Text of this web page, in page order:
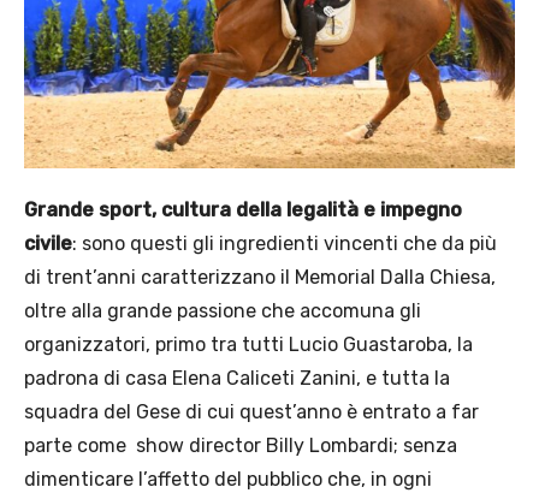
Grande sport, cultura della legalità e impegno
civile: sono questi gli ingredienti vincenti che da più
di trent’anni caratterizzano il Memorial Dalla Chiesa,
oltre alla grande passione che accomuna gli
organizzatori, primo tra tutti Lucio Guastaroba, la
padrona di casa Elena Caliceti Zanini, e tutta la
squadra del Gese di cui quest’anno è entrato a far
parte come show director Billy Lombardi; senza
dimenticare l’affetto del pubblico che, in ogni